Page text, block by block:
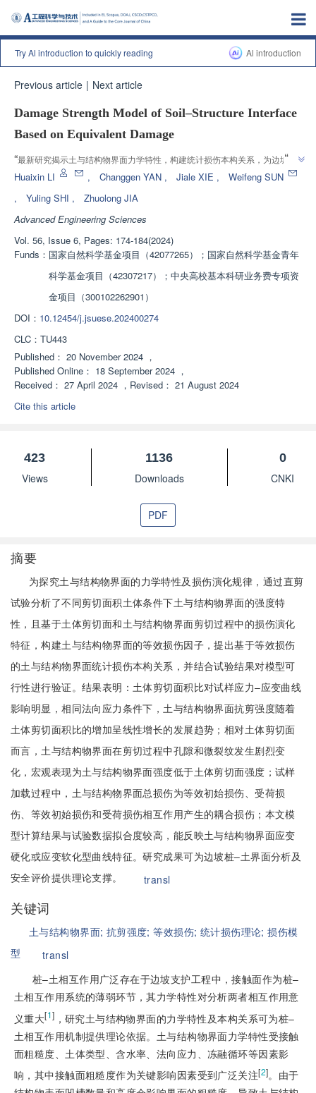
Try Al introduction to quickly reading Al introduction
Previous article | Next article
Damage Strength Model of Soil–Structure Interface
Based on Equivalent Damage
“最新研究揭示土与结构物界面力学特性，构建统计损伤本构关系，为边坡桩-
土界面分析提供理论支撑。”
”
Huaixin LI , Changgen YAN , Jiale XIE ,
Weifeng SUN
,
Yuling SHI ,
Zhuolong JIA
Advanced Engineering Sciences
Vol. 56, Issue 6, Pages: 174-184(2024)
Funds： 国家自然科学基金项目（42077265）；国家自然科学基金青年
科学基金项目（42307217）；中央高校基本科研业务费专项资
金项目（300102262901）
DOI： 10.12454/j.jsuese.202400274
CLC： TU443
Published： 20 November 2024 ，
Published Online： 18 September 2024 ，
Received： 27 April 2024 ， Revised： 21 August 2024
Cite this article
423
Views
1136
Downloads
0
CNKI
PDF
摘要
为探究土与结构物界面的力学特性及损伤演化规律，通过直剪
试验分析了不同剪切面积土体条件下土与结构物界面的强度特
性，且基于土体剪切面和土与结构物界面剪切过程中的损伤演化
特征，构建土与结构物界面的等效损伤因子，提出基于等效损伤
的土与结构物界面统计损伤本构关系，并结合试验结果对模型可
行性进行验证。结果表明：土体剪切面积比对试样应力–应变曲线
影响明显，相同法向应力条件下，土与结构物界面抗剪强度随着
土体剪切面积比的增加呈线性增长的发展趋势；相对土体剪切面
而言，土与结构物界面在剪切过程中孔隙和微裂纹发生剧烈变
化，宏观表现为土与结构物界面强度低于土体剪切面强度；试样
加载过程中，土与结构物界面总损伤为等效初始损伤、受荷损
伤、等效初始损伤和受荷损伤相互作用产生的耦合损伤；本文模
型计算结果与试验数据拟合度较高，能反映土与结构物界面应变
硬化或应变软化型曲线特征。研究成果可为边坡桩–土界面分析及
安全评价提供理论支撑。
transl
关键词
土与结构物界面; 抗剪强度;等效损伤; 统计损伤理论;损伤模
型
transl
桩–土相互作用广泛存在于边坡支护工程中，接触面作为桩–
土相互作用系统的薄弱环节，其力学特性对分析两者相互作用意
义重大[1] ，研究土与结构物界面的力学特性及本构关系可为桩–
土相互作用机制提供理论依据。土与结构物界面力学特性受接触
面粗糙度、土体类型、含水率、法向应力、冻融循环等因素影
响，其中接触面粗糙度作为关键影响因素受到广泛关注[2]。由于